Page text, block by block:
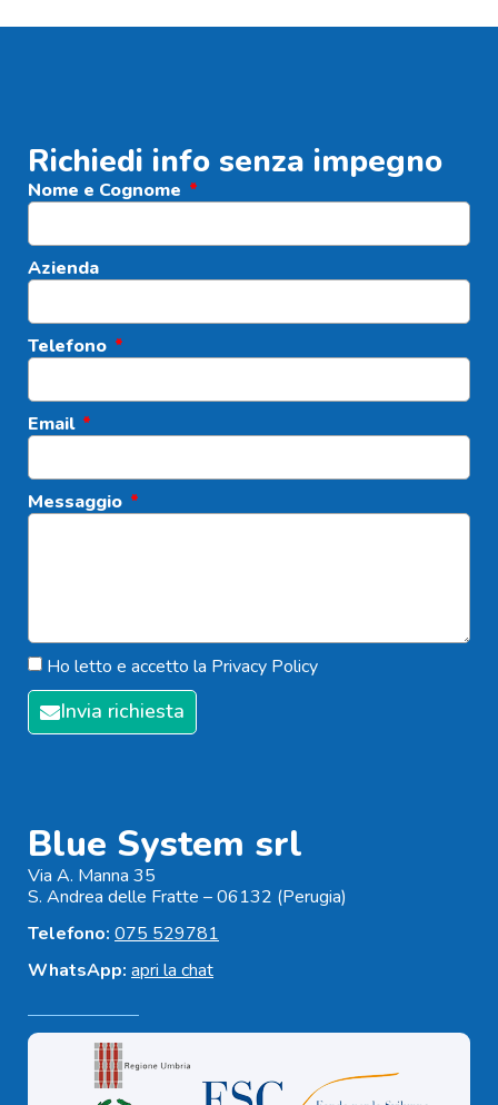
Richiedi info senza impegno
Nome e Cognome
Azienda
Telefono
Email
Messaggio
Ho letto e accetto la Privacy Policy
Invia richiesta
Blue System srl
Via A. Manna 35
S. Andrea delle Fratte – 06132 (Perugia)
Telefono: 075 529781
WhatsApp: apri la chat